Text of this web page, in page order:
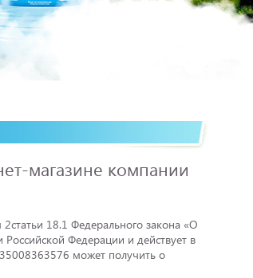
магазине компании
18.1 Федерального закона «О
Федерации и действует в
может получить о